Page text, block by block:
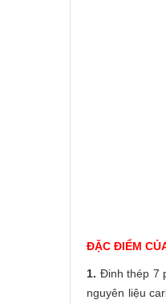
ĐẶC ĐIỂM
1. Đinh thép 7
nguyên liệu